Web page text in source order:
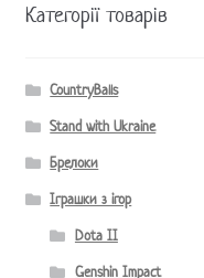
Категорії товарів
CountryBalls
Stand with Ukraine
Брелоки
Іграшки з ігор
Dota II
Genshin Impact